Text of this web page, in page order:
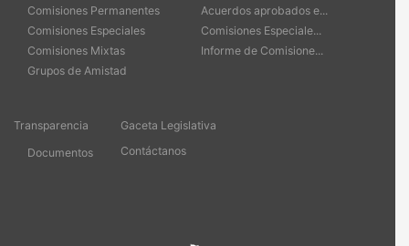
Comisiones Permanentes
Comisiones Especiales
Comisiones Mixtas
Grupos de Amistad
Acuerdos aprobados e...
Comisiones Especiale...
Informe de Comisione...
Transparencia
Documentos
Gaceta Legislativa
Contáctanos